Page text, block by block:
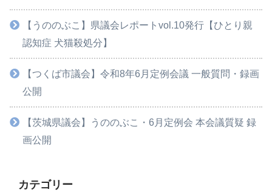
【うののぶこ】県議会レポートvol.10発行【ひとり親
認知症 犬猫殺処分】
【つくば市議会】令和8年6月定例会議 一般質問・録画
公開
【茨城県議会】うののぶこ・6月定例会 本会議質疑 録
画公開
カテゴリー